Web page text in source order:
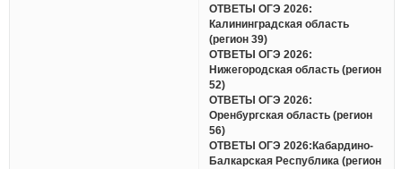
ОТВЕТЫ ОГЭ 2026:
Калининградская область
(регион 39)
ОТВЕТЫ ОГЭ 2026:
Нижегородская область (регион
52)
ОТВЕТЫ ОГЭ 2026:
Оренбургская область (регион
56)
ОТВЕТЫ ОГЭ 2026:Кабардино-
Балкарская Республика (регион